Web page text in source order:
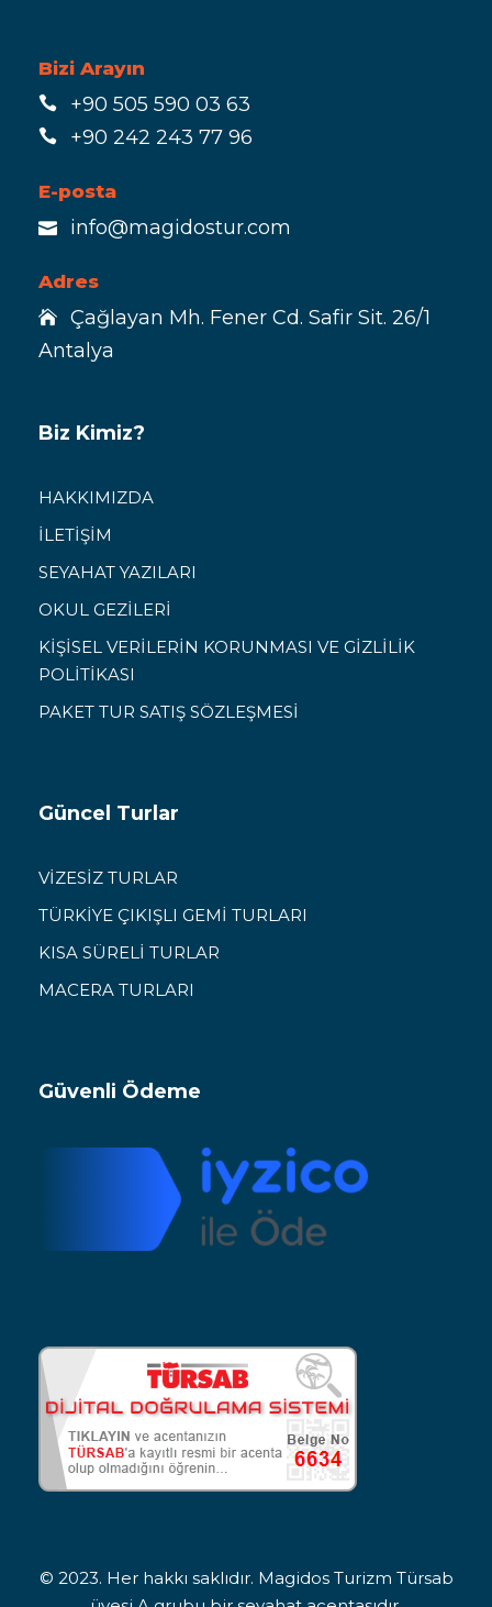
Bizi Arayın
+90 505 590 03 63
+90 242 243 77 96
E-posta
info@magidostur.com
Adres
Çağlayan Mh. Fener Cd. Safir Sit. 26/1
Antalya
Biz Kimiz?
HAKKIMIZDA
İLETİŞİM
SEYAHAT YAZILARI
OKUL GEZİLERİ
KİŞİSEL VERİLERİN KORUNMASI VE GİZLİLİK
POLİTİKASI
PAKET TUR SATIŞ SÖZLEŞMESİ
Güncel Turlar
VİZESİZ TURLAR
TÜRKİYE ÇIKIŞLI GEMİ TURLARI
KISA SÜRELİ TURLAR
MACERA TURLARI
Güvenli Ödeme
© 2023. Her hakkı saklıdır. Magidos Turizm Türsab